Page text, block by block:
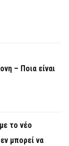
– Ποια είναι
το νέο
μπορεί να